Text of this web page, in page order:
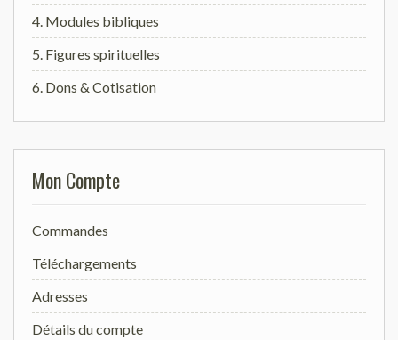
4. Modules bibliques
5. Figures spirituelles
6. Dons & Cotisation
Mon Compte
Commandes
Téléchargements
Adresses
Détails du compte